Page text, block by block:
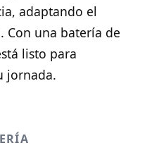
adaptando el
Con una batería de
listo para
jornada.